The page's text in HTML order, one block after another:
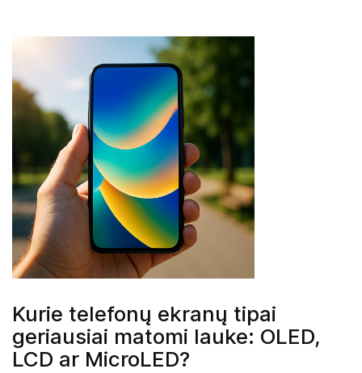
Kurie telefonų ekranų tipai
geriausiai matomi lauke: OLED,
LCD ar MicroLED?